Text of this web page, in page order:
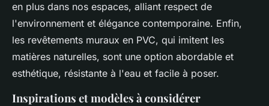
en plus dans nos espaces, alliant respect de
l'environnement et élégance contemporaine. Enfin,
les revêtements muraux en PVC, qui imitent les
matières naturelles, sont une option abordable et
esthétique, résistante à l'eau et facile à poser.
Inspirations et modèles à considérer